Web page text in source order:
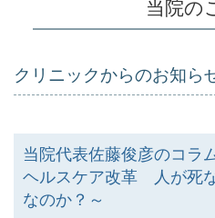
当院の
クリニックからのお知ら
当院代表佐藤俊彦のコ
ヘルスケア改革 人が死
なのか？～